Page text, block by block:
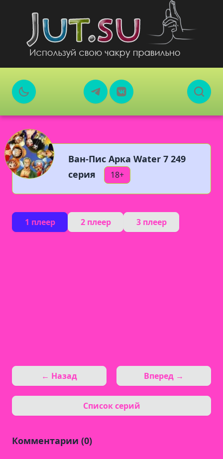
Ван-Пис Арка Water 7 249
серия
18+
1 плеер 2 плеер 3 плеер
← Назад
Список серий
Вперед →
Комментарии (0)